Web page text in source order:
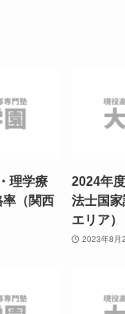
理学療
（関西
2024年
法士国
エリア）
2023年8月